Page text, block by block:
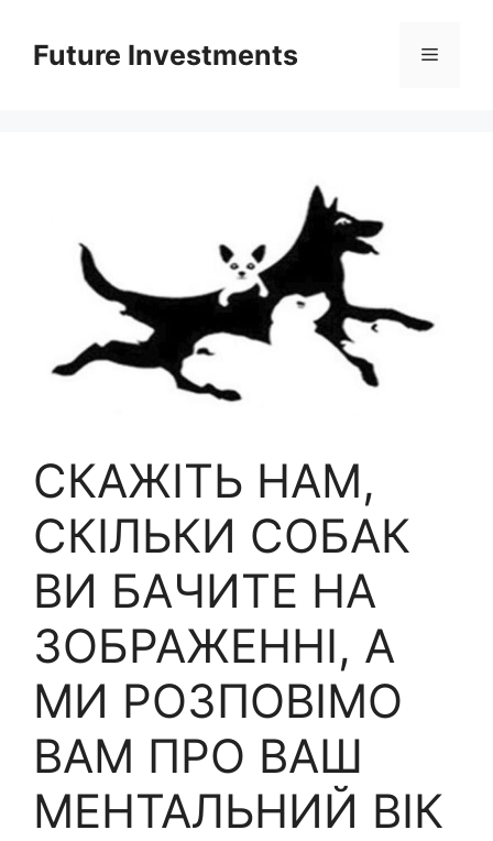
вмістуFuture Investments Меню
СКАЖІТЬ НАМ,
СКІЛЬКИ СОБАК
ВИ БАЧИТЕ НА
ЗОБРАЖЕННІ, А
МИ РОЗПОВІМО
ВАМ ПРО ВАШ
МЕНТАЛЬНИЙ ВІК